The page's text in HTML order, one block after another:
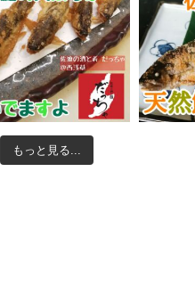
もっと見る...